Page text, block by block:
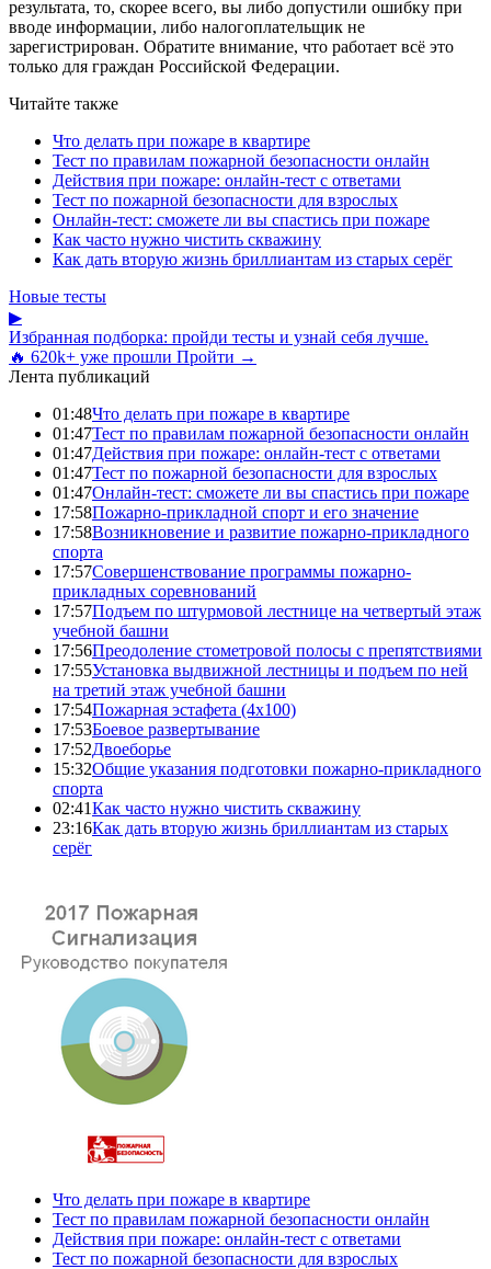
результата, то, скорее всего, вы либо допустили ошибку при
вводе информации, либо налогоплательщик не
зарегистрирован. Обратите внимание, что работает всё это
только для граждан Российской Федерации.
Читайте также
Что делать при пожаре в квартире
Тест по правилам пожарной безопасности онлайн
Действия при пожаре: онлайн-тест с ответами
Тест по пожарной безопасности для взрослых
Онлайн-тест: сможете ли вы спастись при пожаре
Как часто нужно чистить скважину
Как дать вторую жизнь бриллиантам из старых серёг
Новые тесты
▶
Избранная подборка: пройди тесты и узнай себя лучше.
🔥 620k+ уже прошли Пройти →
Лента публикаций
01:48Что делать при пожаре в квартире
01:47Тест по правилам пожарной безопасности онлайн
01:47Действия при пожаре: онлайн-тест с ответами
01:47Тест по пожарной безопасности для взрослых
01:47Онлайн-тест: сможете ли вы спастись при пожаре
17:58Пожарно-прикладной спорт и его значение
17:58Возникновение и развитие пожарно-прикладного
спорта
17:57Совершенствование программы пожарно-
прикладных соревнований
17:57Подъем по штурмовой лестнице на четвертый этаж
учебной башни
17:56Преодоление стометровой полосы с препятствиями
17:55Установка выдвижной лестницы и подъем по ней
на третий этаж учебной башни
17:54Пожарная эстафета (4x100)
17:53Боевое развертывание
17:52Двоеборье
15:32Общие указания подготовки пожарно-прикладного
спорта
02:41Как часто нужно чистить скважину
23:16Как дать вторую жизнь бриллиантам из старых
серёг
Что делать при пожаре в квартире
Тест по правилам пожарной безопасности онлайн
Действия при пожаре: онлайн-тест с ответами
Тест по пожарной безопасности для взрослых